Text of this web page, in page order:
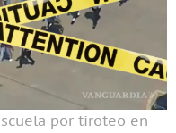
por tiroteo en